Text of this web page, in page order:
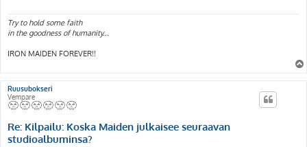
Try to hold some faith
in the goodness of humanity...
IRON MAIDEN FOREVER!!
Ruusubokseri
Vempare
Re: Kilpailu: Koska Maiden julkaisee seuraavan
studioalbuminsa?